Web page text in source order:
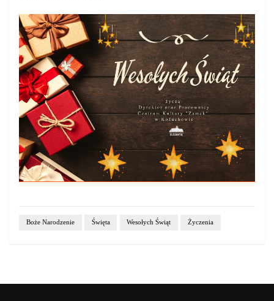
Boże Narodzenie Święta Wesołych Świąt Życzenia